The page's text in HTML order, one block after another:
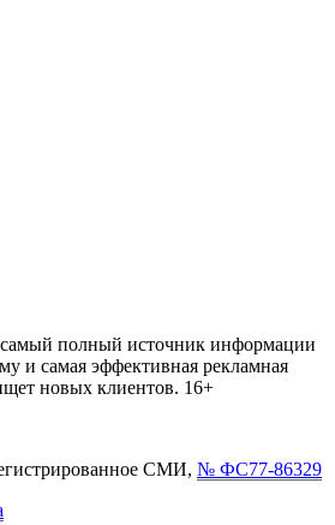
полный источник информации
и самая эффективная рекламная
новых клиентов. 16+
СМИ, № ФС77-86329